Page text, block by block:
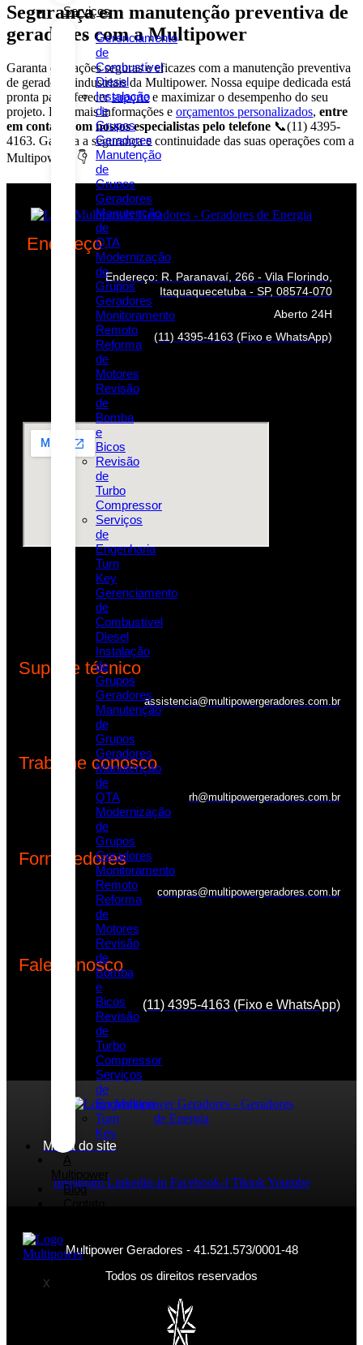
Serviços
Gerenciamento
de
Combustível
Diesel
Instalação
de
Grupos
Geradores
Manutenção
de
Grupos
Geradores
Manutenção
de
QTA
Modernização
de
Grupos
Geradores
Monitoramento
Remoto
Reforma
de
Motores
Revisão
de
Bomba
e
Bicos
Revisão
de
Turbo
Compressor
Serviços
de
Engenharia
Turn
Key
Gerenciamento
de
Combustível
Diesel
Instalação
de
Grupos
Geradores
Manutenção
de
Grupos
Geradores
Manutenção
de
QTA
Modernização
de
Grupos
Geradores
Monitoramento
Remoto
Reforma
de
Motores
Revisão
de
Bomba
e
Bicos
Revisão
de
Turbo
Compressor
Serviços
de
Engenharia
Turn
Key
A
Blog
X
Segurança em manutenção preventiva de
geradores com a Multipower
Garanta operações seguras e eficazes com a manutenção preventiva
de geradores industriais da Multipower. Nossa equipe dedicada está
pronta para oferecersuportee maximizar o desempenho do seu
projeto. Para mais informações e orçamentos personalizados, entre
em contato com nossos especialistas pelo telefone 📞(11) 4395-
4163. Garanta a segurança e continuidade das suas operações com a
Multipower! 👇
Endereço
Endereço: R. Paranavaí, 266 - Vila Florindo,
Itaquaquecetuba - SP, 08574-070
Aberto 24H
(11) 4395-4163 (Fixo e WhatsApp)
Suporte técnico
assistencia@multipowergeradores.com.br
Trabalhe conosco
rh@multipowergeradores.com.br
Fornecedores
compras@multipowergeradores.com.br
Fale conosco
(11) 4395-4163 (Fixo e WhatsApp)
Mapa do site
Instagram Linkedin-in Facebook-f Tiktok Youtube
Multipower Geradores - 41.521.573/0001-48
Todos os direitos reservados